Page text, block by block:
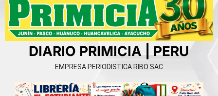
DIARIO PRIMICIA | PERU
EMPRESA PERIODISTICA RIBO SAC